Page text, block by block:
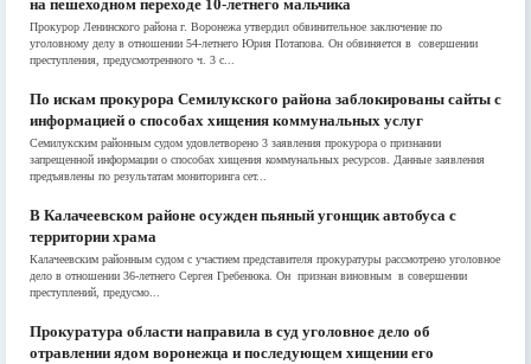
на пешеходном переходе 10-летнего мальчика
Прокурор Ленинского района г. Воронежа утвердил обвинительное заключение по
уголовному делу в отношении 54-летнего Юрия Потапова. Он обвиняется в совершении
преступления, предусмотренного ч. 3 с...
По искам прокурора Семилукского района заблокированы сайты с
информацией о способах хищения коммунальных услуг
Семилукским районным судом удовлетворено 3 заявления прокурора о признании
запрещенной информации о способах хищения коммунальных ресурсов. Данные заявления
предъявлены по результатам мониторинга сет...
В Калачеевском районе осужден пьяный угонщик автобуса с
территории храма
Калачеевским районным судом с участием представителя прокуратуры рассмотрено уголовное
дело в отношении 36-летнего Сергея Гребенюка. Он признан виновным в совершении
преступлений, предусмо...
Прокуратура области направила в суд уголовное дело об
отравлении ядом воронежца и последующем хищении его